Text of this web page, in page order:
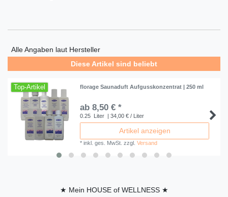
Alle Angaben laut Hersteller
Diese Artikel sind beliebt
Top-Artikel florage Saunaduft Aufgusskonzentrat | 250 ml
ab 8,50 € *
0.25 Liter | 34,00 € / Liter
Artikel anzeigen
*inkl. ges. MwSt. zzgl.Versand
★ Mein HOUSE of WELLNESS ★